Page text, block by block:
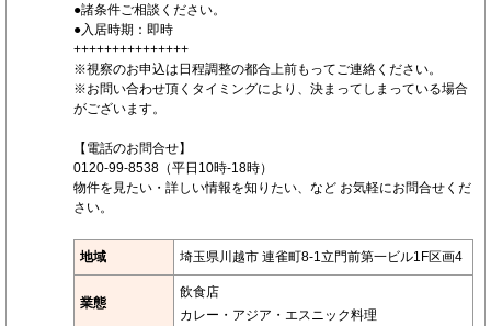
●諸条件ご相談ください。
●入居時期：即時
+++++++++++++++
※視察のお申込は日程調整の都合上前もってご連絡ください。
※お問い合わせ頂くタイミングにより、決まってしまっている場合
がございます。
【電話のお問合せ】
0120-99-8538（平日10時-18時）
物件を見たい・詳しい情報を知りたい、など お気軽にお問合せくだ
さい。
地域 埼玉県川越市 連雀町8-1立門前第一ビル1F区画4
業態
飲食店
カレー・アジア・エスニック料理